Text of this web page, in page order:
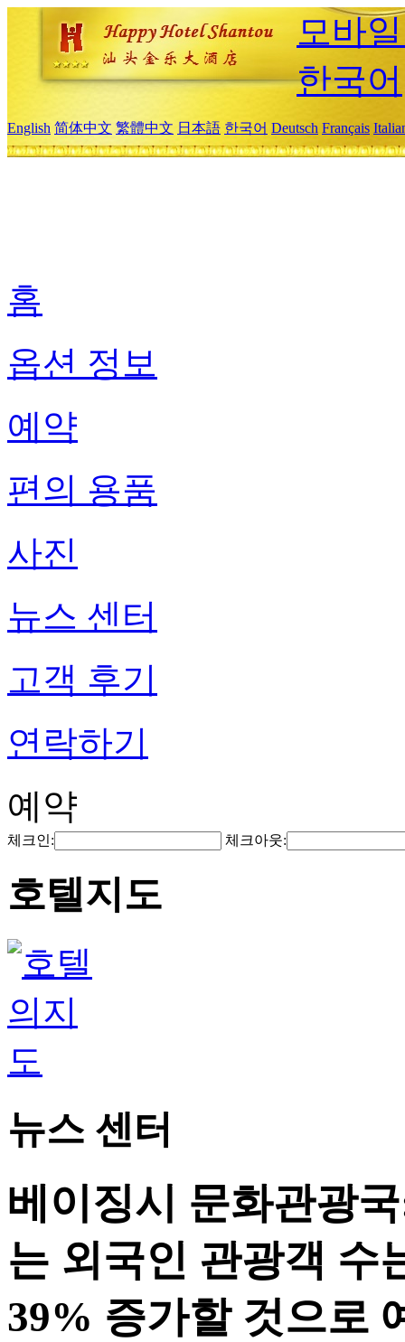
모바
한국어
English 简体中文 繁體中文 日本語 한국어 Deutsch Français
홈
옵션 정보
예약
편의 용품
사진
뉴스 센터
고객 후기
연락하기
예약
체크인: 체크아웃:
호텔지도
뉴스 센터
베이징시 문화관광
는 외국인 관광객 수
39% 증가할 것으로